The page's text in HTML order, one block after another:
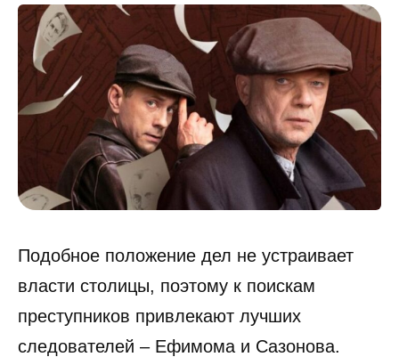
Подобное положение дел не устраивает
власти столицы, поэтому к поискам
преступников привлекают лучших
следователей – Ефимома и Сазонова.